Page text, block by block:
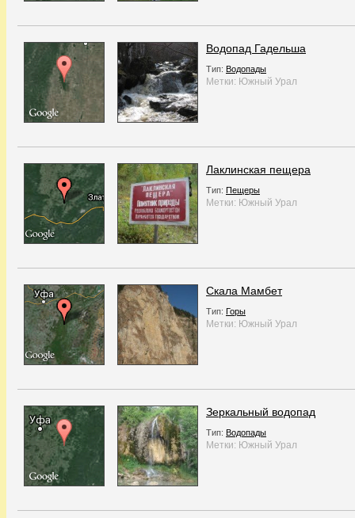
Водопад Гадельша
Тип: Водопады
Метки: Южный Урал
Лаклинская пещера
Тип: Пещеры
Метки: Южный Урал
Скала Мамбет
Тип: Горы
Метки: Южный Урал
Зеркальный водопад
Тип: Водопады
Метки: Южный Урал